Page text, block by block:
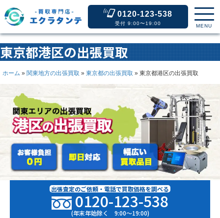
0120-123-538
受付 9:00〜19:00 MENU
東京都港区の出張買取
ホーム » 関東地方の出張買取 » 東京都の出張買取 » 東京都港区の出張買取
出張査定のご依頼・電話で買取価格を調べる
0120-123-538
(年末年始除く 9:00〜19:00)